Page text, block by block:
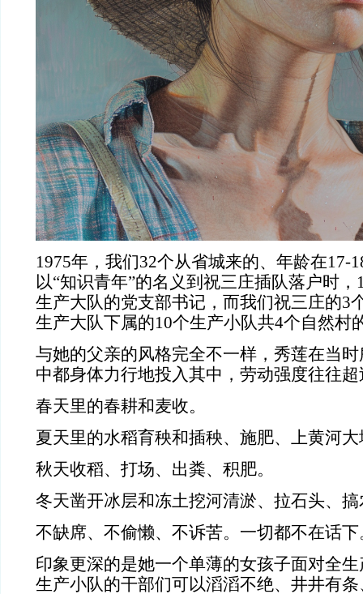
1975年，我们32个从省城来的、年龄在17-
以“知识青年”的名义到祝三庄插队落户时，
生产大队的党支部书记，而我们祝三庄的3
生产大队下属的10个生产小队共4个自然村
与她的父亲的风格完全不一样，秀莲在当
中都身体力行地投入其中，劳动强度往往
春天里的春耕和麦收。
夏天里的水稻育秧和插秧、施肥、上黄河
秋天收稻、打场、出粪、积肥。
冬天凿开冰层和冻土挖河清淤、拉石头、
不缺席、不偷懒、不诉苦。一切都不在话下
印象更深的是她一个单薄的女孩子面对全
生产小队的干部们可以滔滔不绝、井井有